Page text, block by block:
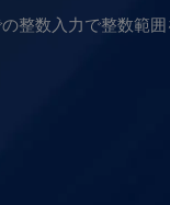
整数入力で整数範